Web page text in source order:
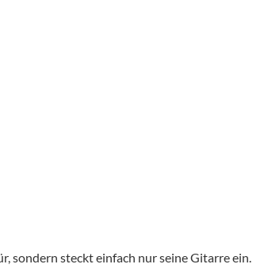
sondern steckt einfach nur seine Gitarre ein.